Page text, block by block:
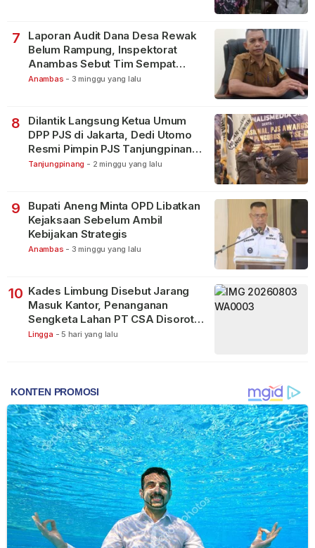
7
Laporan Audit Dana Desa Rewak
Belum Rampung, Inspektorat
Anambas Sebut Tim Sempat
Terbagi Tangani Kasus Lain
Anambas - 3 minggu yang lalu
8
Dilantik Langsung Ketua Umum
DPP PJS di Jakarta, Dedi Utomo
Resmi Pimpin PJS Tanjungpinang-
Bintan
Tanjungpinang - 2 minggu yang lalu
9
Bupati Aneng Minta OPD Libatkan
Kejaksaan Sebelum Ambil
Kebijakan Strategis
Anambas - 3 minggu yang lalu
10 Kades Limbung Disebut Jarang
Masuk Kantor, Penanganan
Sengketa Lahan PT CSA Disorot
Warga
Lingga - 5 hari yang lalu